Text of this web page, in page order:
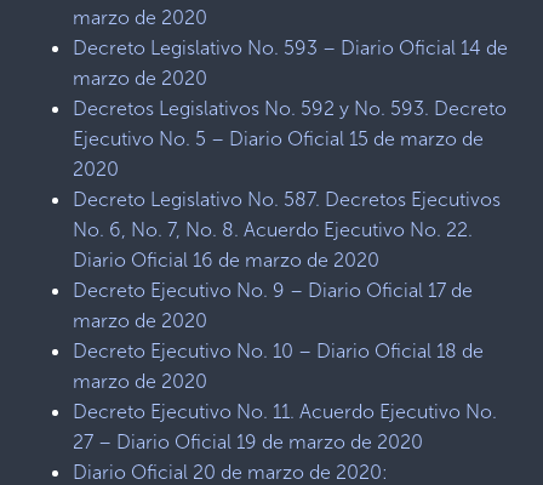
marzo de 2020
Decreto Legislativo No. 593 – Diario Oficial 14 de
marzo de 2020
Decretos Legislativos No. 592 y No. 593. Decreto
Ejecutivo No. 5 – Diario Oficial 15 de marzo de
2020
Decreto Legislativo No. 587. Decretos Ejecutivos
No. 6, No. 7, No. 8. Acuerdo Ejecutivo No. 22.
Diario Oficial 16 de marzo de 2020
Decreto Ejecutivo No. 9 – Diario Oficial 17 de
marzo de 2020
Decreto Ejecutivo No. 10 – Diario Oficial 18 de
marzo de 2020
Decreto Ejecutivo No. 11. Acuerdo Ejecutivo No.
27 – Diario Oficial 19 de marzo de 2020
Diario Oficial 20 de marzo de 2020: